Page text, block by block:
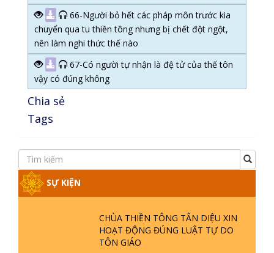
66-Người bỏ hết các pháp môn trước kia
chuyển qua tu thiền tông nhưng bị chết đột ngột,
nên làm nghi thức thế nào
67-Có người tự nhận là đệ tử của thế tôn
vậy có đúng không
Chia sẻ
Tags
SỰ KIỆN
CHÙA THIỀN TÔNG TÂN DIỆU XIN
HOẠT ĐỘNG ĐÚNG LUẬT TỰ DO
TÔN GIÁO